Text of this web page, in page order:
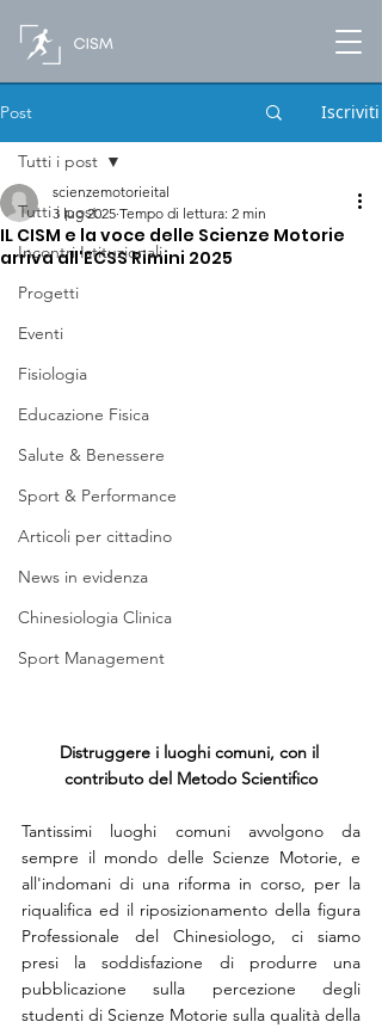
Post Iscriviti
Tutti i post
Incontri Istituzionali
Progetti
Eventi
Fisiologia
Educazione Fisica
Salute & Benessere
Sport & Performance
Articoli per cittadino
News in evidenza
Chinesiologia Clinica
Sport Management
Tutti i post
IL CISM e la voce delle Scienze Motorie
arriva all'ECSS Rimini 2025
scienzemotorieital
3 lug 2025 Tempo di lettura: 2 min
Distruggere i luoghi comuni, con il
contributo del Metodo Scientifico
Tantissimi luoghi comuni avvolgono da
sempre il mondo delle Scienze Motorie, e
all'indomani di una riforma in corso, per la
riqualifica ed il riposizionamento della figura
Professionale del Chinesiologo, ci siamo
presi la soddisfazione di produrre una
pubblicazione sulla percezione degli
studenti di Scienze Motorie sulla qualità della